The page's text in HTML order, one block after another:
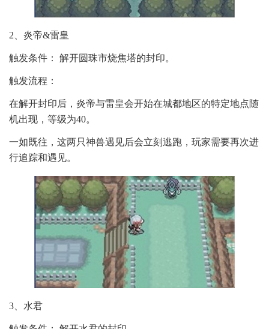
2、炎帝&雷皇
触发条件： 解开圆珠市烧焦塔的封印。
触发流程：
在解开封印后，炎帝与雷皇会开始在城都地区的特定地点随
机出现，等级为40。
一如既往，这两只神兽遇见后会立刻逃跑，玩家需要再次进
行追踪和遇见。
3、水君